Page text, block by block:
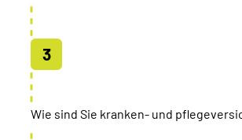
Wie sind Sie kranken- und